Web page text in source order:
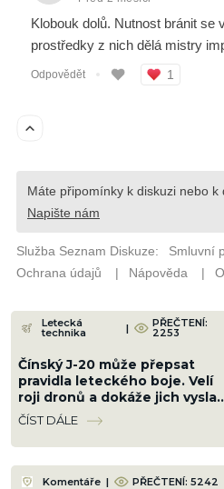
Letecká
technika | PŘEČTENÍ:
2253
Čínský J-20 může přepsat
pravidla leteckého boje. Velí
roji dronů a dokáže jich vyslat
desítky najednou
ČÍST DÁLE
Komentáře | PŘEČTENÍ: 5242